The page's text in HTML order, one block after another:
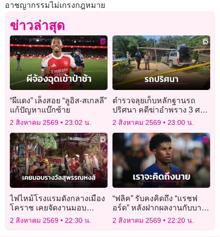
อาชญากรรมไม่เกรงกฎหมาย
ข่าวล่าสุด
“ผีแดง” เล็งสอย “ลูอิส-สเกลลี”
แก้ปัญหาแบ๊กซ้าย
2 สิงหาคม 2569 23:02 น.
ตำรวจลุยเก็บหลักฐานรถ
ปริศนา คดีฆ่าอำพราง 3 ศพ
ฝังดิน เร่งหาหลักฐานเชื่อม
2 สิงหาคม 2569 23:00 น.
ไฟไหม้โรงแรมดังกลางเมือง
โคราช เคยจัดงานมอบ
รางวัลสุพรรณหงส์
2 สิงหาคม 2569 22:30 น.
“ฟลิค” รับคงคิดถึง “แรชฟ
อร์ด” หลังฝากผลงานกับบาร์
ซาอย่างยอดเยี่ยม
2 สิงหาคม 2569 22:20 น.